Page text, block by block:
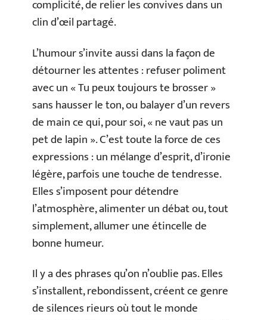
complicité, de relier les convives dans un
clin d’œil partagé.
L’humour s’invite aussi dans la façon de
détourner les attentes : refuser poliment
avec un « Tu peux toujours te brosser »
sans hausser le ton, ou balayer d’un revers
de main ce qui, pour soi, « ne vaut pas un
pet de lapin ». C’est toute la force de ces
expressions : un mélange d’esprit, d’ironie
légère, parfois une touche de tendresse.
Elles s’imposent pour détendre
l’atmosphère, alimenter un débat ou, tout
simplement, allumer une étincelle de
bonne humeur.
Il y a des phrases qu’on n’oublie pas. Elles
s’installent, rebondissent, créent ce genre
de silences rieurs où tout le monde